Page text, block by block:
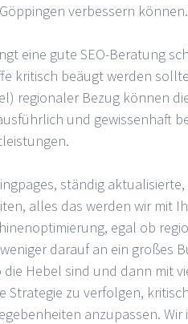
verbessern können.
eine gute SEO-Beratung
kritisch beäugt werden
regionaler Bezug können
und gewissenhaft
ständig
alles das werden wir mit
egal ob
darauf an ein großes
die Hebel sind und dann mit
Strategie zu verfolgen,
anzupassen.